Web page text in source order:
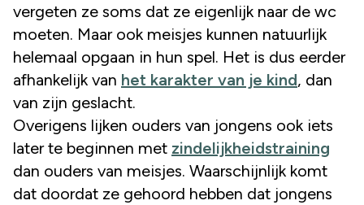
vergeten ze soms dat ze eigenlijk naar de wc
moeten. Maar ook meisjes kunnen natuurlijk
helemaal opgaan in hun spel. Het is dus eerder
afhankelijk van het karakter van je kind, dan
van zijn geslacht.
Overigens lijken ouders van jongens ook iets
later te beginnen met zindelijkheidstraining
dan ouders van meisjes. Waarschijnlijk komt
dat doordat ze gehoord hebben dat jongens